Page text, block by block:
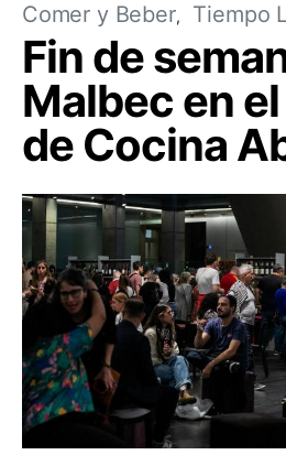
Comer y Beber Tiempo
Fin de
Malbec en
de Cocina